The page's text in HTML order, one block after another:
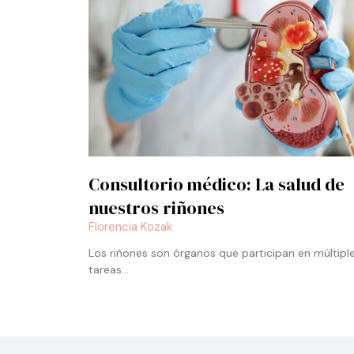
Consultorio médico: La salud de
nuestros riñones
Florencia Kozak
Los riñones son órganos que participan en
tareas…